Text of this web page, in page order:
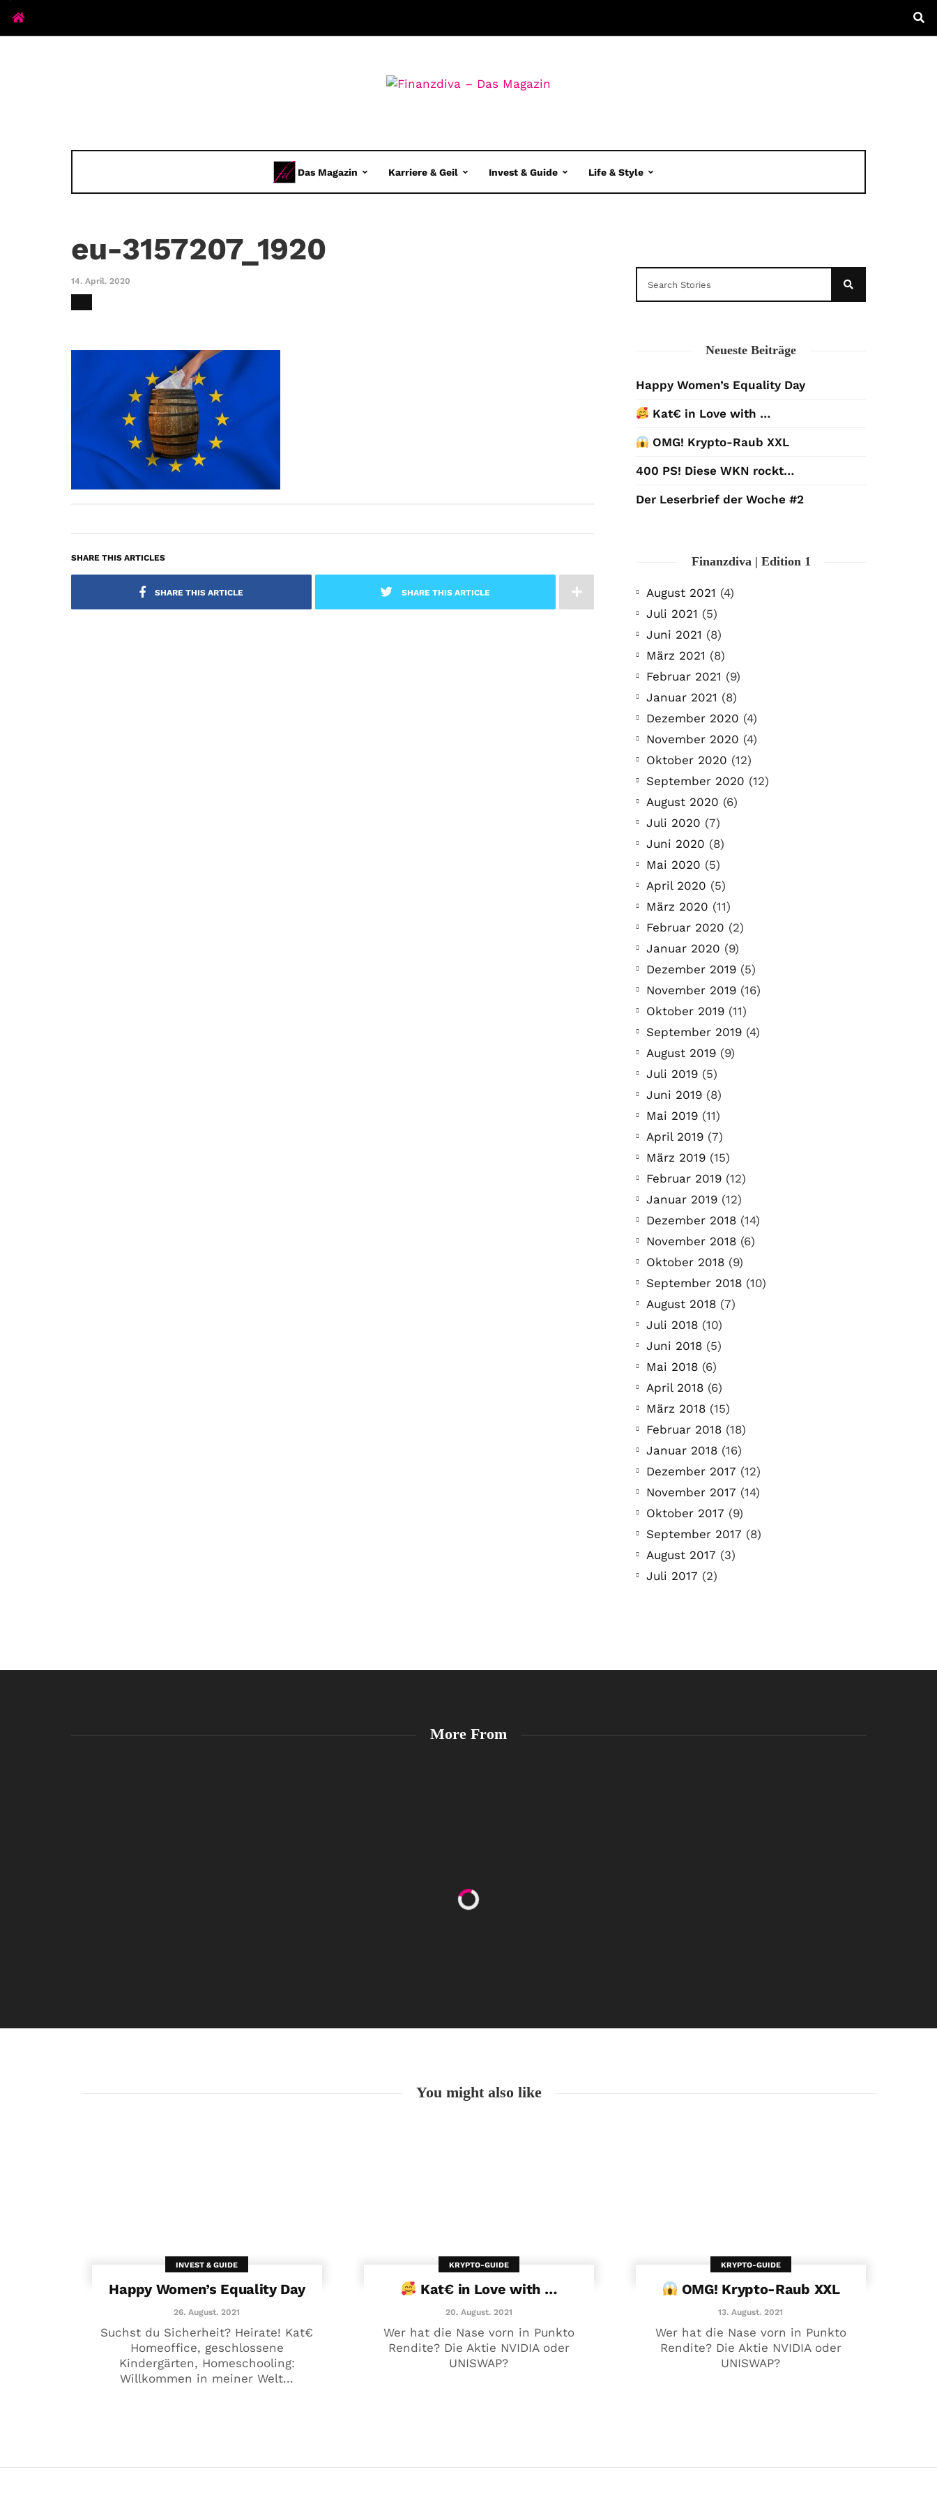
Das Magazin Karriere & Geil Invest & Guide Life & Style
eu-3157207_1920
14. April. 2020
SHARE THIS ARTICLES
SHARE THIS ARTICLE SHARE THIS ARTICLE
Neueste Beiträge
Happy Women’s Equality Day
Kat€ in Love with …
OMG! Krypto-Raub XXL
400 PS! Diese WKN rockt…
Der Leserbrief der Woche #2
Finanzdiva | Edition 1
August 2021 (4)
Juli 2021 (5)
Juni 2021 (8)
März 2021 (8)
Februar 2021 (9)
Januar 2021 (8)
Dezember 2020 (4)
November 2020 (4)
Oktober 2020 (12)
September 2020 (12)
August 2020 (6)
Juli 2020 (7)
Juni 2020 (8)
Mai 2020 (5)
April 2020 (5)
März 2020 (11)
Februar 2020 (2)
Januar 2020 (9)
Dezember 2019 (5)
November 2019 (16)
Oktober 2019 (11)
September 2019 (4)
August 2019 (9)
Juli 2019 (5)
Juni 2019 (8)
Mai 2019 (11)
April 2019 (7)
März 2019 (15)
Februar 2019 (12)
Januar 2019 (12)
Dezember 2018 (14)
November 2018 (6)
Oktober 2018 (9)
September 2018 (10)
August 2018 (7)
Juli 2018 (10)
Juni 2018 (5)
Mai 2018 (6)
April 2018 (6)
März 2018 (15)
Februar 2018 (18)
Januar 2018 (16)
Dezember 2017 (12)
November 2017 (14)
Oktober 2017 (9)
September 2017 (8)
August 2017 (3)
Juli 2017 (2)
More From
You might also like
INVEST & GUIDE
Happy Women’s Equality Day
26. August. 2021
Suchst du Sicherheit? Heirate! Kat€
Homeoffice, geschlossene
Kindergärten, Homeschooling:
Willkommen in meiner Welt...
KRYPTO-GUIDE
Kat€ in Love with …
20. August. 2021
Wer hat die Nase vorn in Punkto
Rendite? Die Aktie NVIDIA oder
UNISWAP?
KRYPTO-GUIDE
OMG! Krypto-Raub XXL
13. August. 2021
Wer hat die Nase vorn in Punkto
Rendite? Die Aktie NVIDIA oder
UNISWAP?